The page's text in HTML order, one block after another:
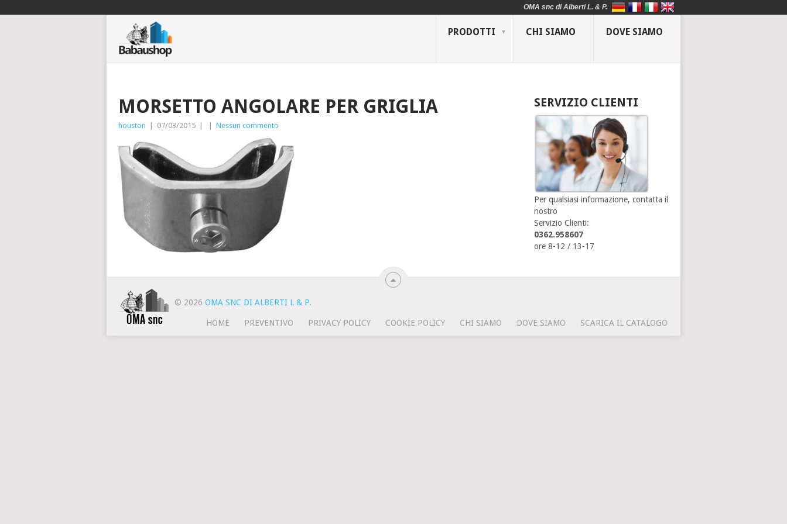
PRODOTTI CHI SIAMO DOVE SIAMO
MORSETTO ANGOLARE PER GRIGLIA
houston 07/03/2015 Nessun commento
SERVIZIO CLIENTI
Per qualsiasi informazione, contatta il
nostro
Servizio Clienti:
0362.958607
ore 8-12 / 13-17
© 2026 OMA SNC DI ALBERTI L & P.
HOME PREVENTIVO PRIVACY POLICY COOKIE POLICY CHI SIAMO DOVE SIAMO SCARICA IL CATALOGO
OMA snc di Alberti L. & P.